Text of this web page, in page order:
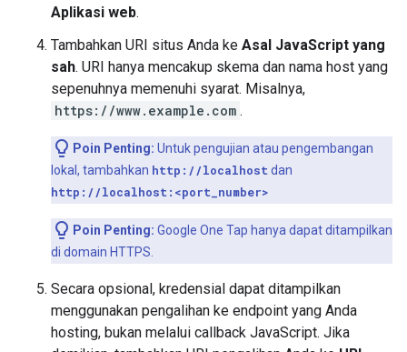
Aplikasi web.
Tambahkan URI situs Anda ke Asal JavaScript yang
sah. URI hanya mencakup skema dan nama host yang
sepenuhnya memenuhi syarat. Misalnya,
https://www.example.com .
Poin Penting: Untuk pengujian atau pengembangan
lokal, tambahkan http://localhost dan
http://localhost:<port_number>
Poin Penting: Google One Tap hanya dapat ditampilkan
di domain HTTPS.
Secara opsional, kredensial dapat ditampilkan
menggunakan pengalihan ke endpoint yang Anda
hosting, bukan melalui callback JavaScript. Jika